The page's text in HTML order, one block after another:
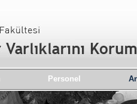
Personel